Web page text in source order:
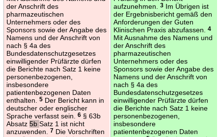
der Anschrift des
pharmazeutischen
Unternehmers oder des
Sponsors sowie der Angabe des
Namens und der Anschrift von
nach § 4a des
Bundesdatenschutzgesetzes
einwilligender Prüfärzte dürfen
die Berichte nach Satz 1 keine
personenbezogenen,
insbesondere
patientenbezogenen Daten
enthalten.
5Der Bericht kann in
deutscher oder englischer
Sprache verfasst sein.
6§ 63b
Absatz 5b Satz 1 ist nicht
anzuwenden.
7Die Vorschriften
aufzunehmen.
3Im Übrigen ist
der Ergebnisbericht gemäß den
Anforderungen der Guten
Klinischen Praxis abzufassen.
4
Mit Ausnahme des Namens und
der Anschrift des
pharmazeutischen
Unternehmers oder des
Sponsors sowie der Angabe des
Namens und der Anschrift von
nach § 4a des
Bundesdatenschutzgesetzes
einwilligender Prüfärzte dürfen
die Berichte nach Satz 1 keine
personenbezogenen,
insbesondere
patientenbezogenen Daten